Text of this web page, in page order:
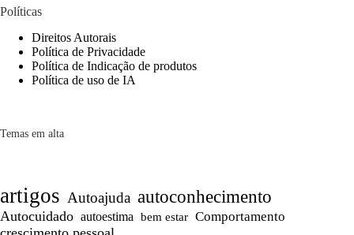
Políticas
Direitos Autorais
Política de Privacidade
Política de Indicação de produtos
Política de uso de IA
Temas em alta
artigos Autoajuda autoconhecimento
Autocuidado autoestima bem estar Comportamento